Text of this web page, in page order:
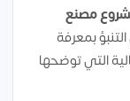
مصنع
بمعرفة
التي توضحها